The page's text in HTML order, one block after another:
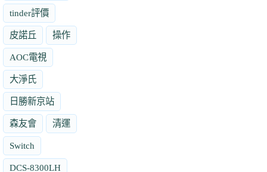
tinder評價
皮諾丘 操作
AOC電視
大淨氏
日勝新京站
森友會 清運
Switch
DCS-8300LH